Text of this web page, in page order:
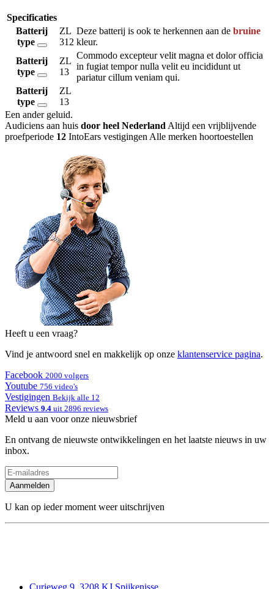
Specificaties
Batterij
type
ZL
312
Deze batterij is ook te herkennen aan de bruine
kleur.
Batterij
type
ZL
13
Commodo excepteur velit magna et dolor officia
in fugiat tempor nulla velit eu incididunt ut
pariatur cillum veniam qui.
Batterij
type
ZL
13
Een ander geluid.
Audiciens aan huis door heel Nederland Altijd een vrijblijvende
proefperiode 12 IntoEars vestigingen Alle merken hoortoestellen
Heeft u een vraag?
Vind je antwoord snel en makkelijk op onze klantenservice pagina.
Facebook 2000 volgers
Youtube 756 video's
Vestigingen Bekijk alle 12
Reviews 9.4 uit 2896 reviews
Meld u aan voor onze nieuwsbrief
En ontvang de nieuwste ontwikkelingen en het laatste nieuws in uw
inbox.
Aanmelden
U kan op ieder moment weer uitschrijven